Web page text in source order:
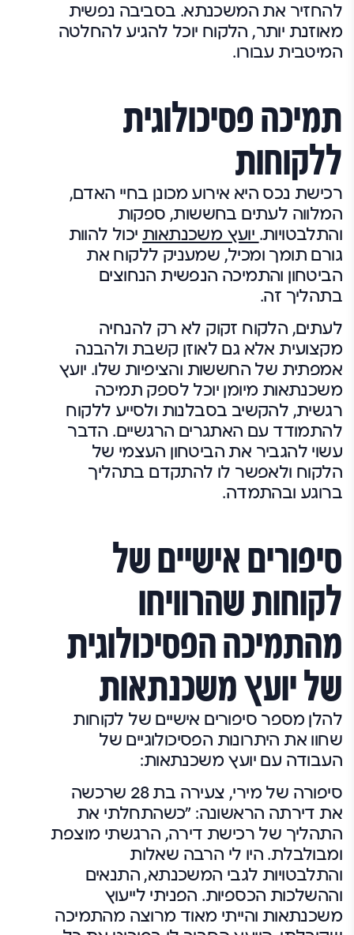
להחזיר את המשכנתא. בסביבה נפשית
מאוזנת יותר, הלקוח יוכל להגיע להחלטה
המיטבית עבורו.
תמיכה פסיכולוגית
ללקוחות
רכישת נכס היא אירוע מכונן בחיי האדם,
המלווה לעתים בחששות, ספקות
והתלבטויות. יועץ משכנתאות יכול להוות
גורם תומך ומכיל, שמעניק ללקוח את
הביטחון והתמיכה הנפשית הנחוצים
בתהליך זה.
לעתים, הלקוח זקוק לא רק להנחיה
מקצועית אלא גם לאוזן קשבת ולהבנה
אמפתית של החששות והציפיות שלו. יועץ
משכנתאות מיומן יוכל לספק תמיכה
רגשית, להקשיב בסבלנות ולסייע ללקוח
להתמודד עם האתגרים הרגשיים. הדבר
עשוי להגביר את הביטחון העצמי של
הלקוח ולאפשר לו להתקדם בתהליך
ברוגע ובהתמדה.
סיפורים אישיים של
לקוחות שהרוויחו
מהתמיכה הפסיכולוגית
של יועץ משכנתאות
להלן מספר סיפורים אישיים של לקוחות
שחוו את היתרונות הפסיכולוגיים של
העבודה עם יועץ משכנתאות:
סיפורה של מירי, צעירה בת 28 שרכשה
את דירתה הראשונה: "כשהתחלתי את
התהליך של רכישת דירה, הרגשתי מוצפת
ומבולבלת. היו לי הרבה שאלות
והתלבטויות לגבי המשכנתא, התנאים
וההשלכות הכספיות. הפניתי לייעוץ
משכנתאות והייתי מאוד מרוצה מהתמיכה